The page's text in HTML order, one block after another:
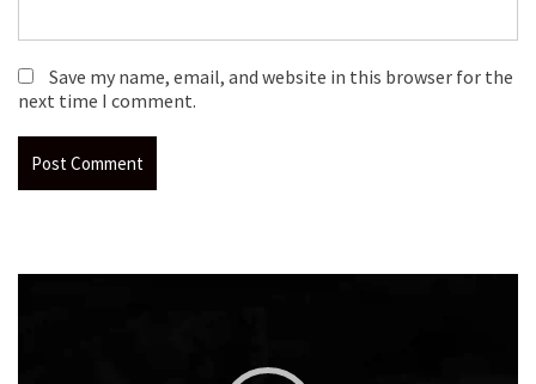
Save my name, email, and website in this browser for the
next time I comment.